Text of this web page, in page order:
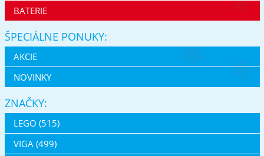
BATERIE
ŠPECIÁLNE PONUKY:
AKCIE
NOVINKY
ZNAČKY:
LEGO (515)
VIGA (499)